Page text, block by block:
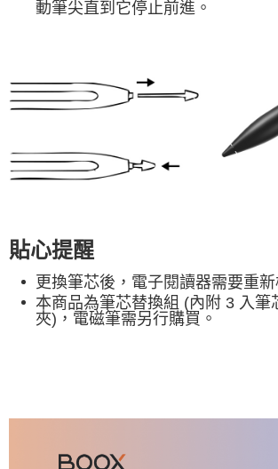
動筆尖直到它停止前進。
貼心提醒
更換筆芯後，電子閱讀器需要重新
本商品為筆芯替換組 (內附 3 入筆
夾)，電磁筆需另行購買。